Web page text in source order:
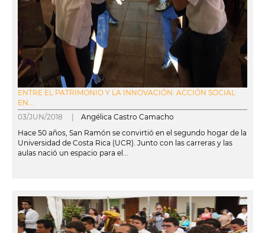
ENTRE EL PATRIMONIO Y LA INNOVACIÓN: ACCIÓN SOCIAL
EN...
03/JUN/2018 | Angélica Castro Camacho
Hace 50 años, San Ramón se convirtió en el segundo hogar de la
Universidad de Costa Rica (UCR). Junto con las carreras y las
aulas nació un espacio para el...